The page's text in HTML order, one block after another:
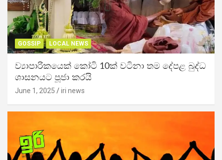
GOSSIP LOCAL NEWS
ව්‍යාපාරිකයෙක් කෝටි 10ක් වටිනා තම දේපළ බුද්ධ
ශාසනයට පූජා කරයි
June 1, 2025 iri news